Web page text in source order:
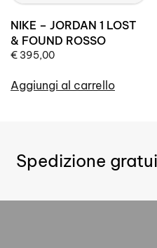
NIKE – JORDAN 1 LOST
& FOUND ROSSO
€ 395,00
Aggiungi al carrello
Spedizione